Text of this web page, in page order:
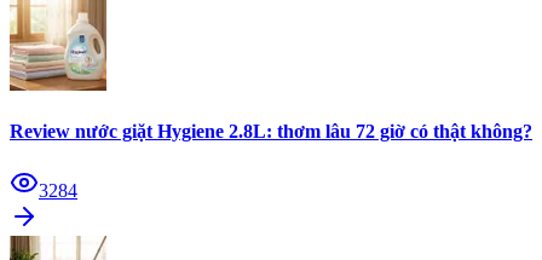
Review nước giặt Hygiene 2.8L: thơm lâu 72 giờ có thật không?
3284